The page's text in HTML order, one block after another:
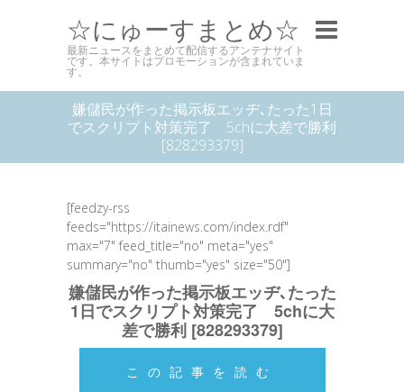
☆にゅーすまとめ☆
最新ニュースをまとめて配信するアンテナサイト
です。本サイトはプロモーションが含まれていま
す。
嫌儲民が作った掲示板エッヂ､たった1日
でスクリプト対策完了 5chに大差で勝利
[828293379]
[feedzy-rss
feeds="https://itainews.com/index.rdf"
max="7" feed_title="no" meta="yes"
summary="no" thumb="yes" size="50"]
嫌儲民が作った掲示板エッヂ､たった
1日でスクリプト対策完了 5chに大
差で勝利 [828293379]
この記事を読む